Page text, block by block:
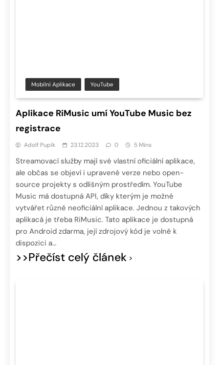
Mobilní Aplikace YouTube
Aplikace RiMusic umí YouTube Music bez
registrace
Adolf Pupík 23.12.2023 0 5 Mins
Streamovací služby mají své vlastní oficiální aplikace,
ale občas se objeví i upravené verze nebo open-
source projekty s odlišným prostředím. YouTube
Music má dostupná API, díky kterým je možné
vytvářet různé neoficiální aplikace. Jednou z takových
aplikacá je třeba RiMusic. Tato aplikace je dostupná
pro Android zdarma, její zdrojový kód je volně k
dispozici a…
>>Přečíst celý článek